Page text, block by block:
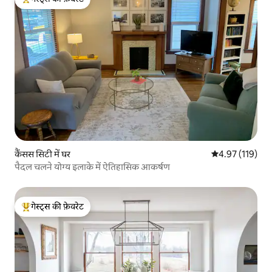
गेस्ट्स का टॉप फ़ेवरेट
कैंसस सिटी में घर औसत रेटिंग 5 में से
4.97 (119)
पैदल चलने योग्य इलाके में ऐतिहासिक आकर्षण
गेस्ट्स का टॉप फ़ेवरेट
गेस्ट्स की फ़ेवरेट